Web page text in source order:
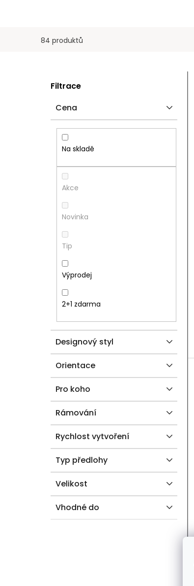
84 produktů
Filtrace
Cena
Na skladě
Akce
Novinka
Tip
Výprodej
2+1 zdarma
Designový styl
Orientace
Pro koho
Rámování
Rychlost vytvoření
Typ předlohy
Velikost
Vhodné do